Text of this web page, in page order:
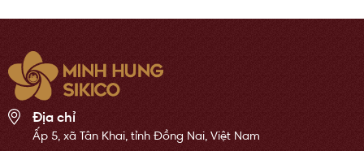
Địa chỉ
Ấp 5, xã Tân Khai, tỉnh Đồng Nai, Việt Nam